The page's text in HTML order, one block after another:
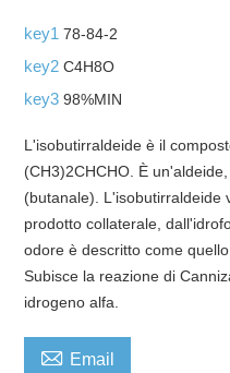
key178-84-2
key2C4H8O
key398%MIN
L'isobutirraldeide è il
(CH3)2CHCHO. È
(butanale). L'isobutirraldeide
prodotto collaterale,
odore è descritto come
Subisce la reazione di
idrogeno alfa.​
 Email